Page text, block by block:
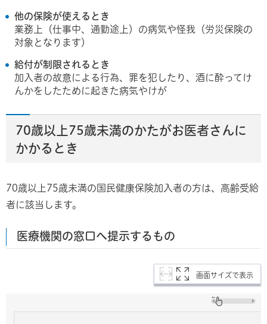
他の保険が使えるとき
業務上（仕事中、通勤途上）の病気や怪我（労災保険の
対象となります）
給付が制限されるとき
加入者の故意による行為、罪を犯したり、酒に酔ってけ
んかをしたために起きた病気やけが
70歳以上75歳未満のかたがお医者さんに
かかるとき
70歳以上75歳未満の国民健康保険加入者の方は、高齢受給
者に該当します。
医療機関の窓口へ提示するもの
画面サイズで表示